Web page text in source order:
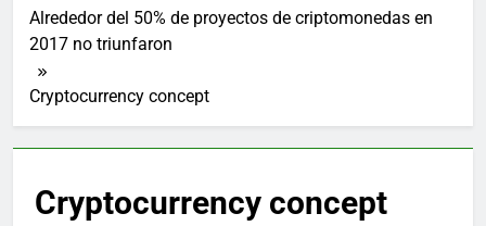
Alrededor del 50% de proyectos de criptomonedas en
2017 no triunfaron
Cryptocurrency concept
Cryptocurrency concept